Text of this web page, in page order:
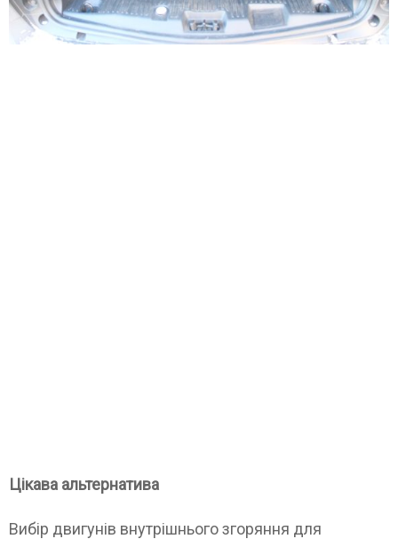
Цікава альтернатива
Вибір двигунів внутрішнього згоряння для